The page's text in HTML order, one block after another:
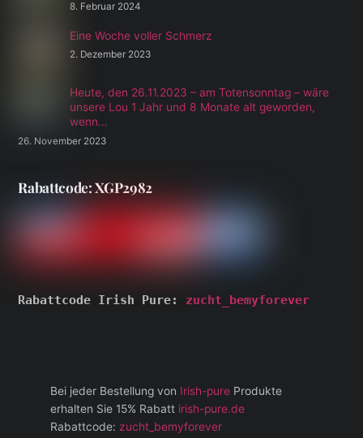
8. Februar 2024
Eine Woche voller Schmerz
2. Dezember 2023
Heute, den 26.11.2023 – am Totensonntag – wäre
unsere Lou 1 Jahr und 8 Monate alt geworden,
wenn…
26. November 2023
Rabattcode: XGP2982
Rabattcode Irish Pure: zucht_bemyforever
Bei jeder Bestellung von Irish-pure Produkte
erhalten Sie 15% Rabatt irish-pure.de
Rabattcode:zucht_bemyforever